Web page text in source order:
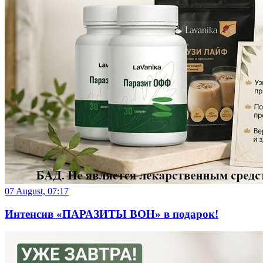
07 August, 07:17
Интенсив «ПАРАЗИТЫ ВОН» в подарок!